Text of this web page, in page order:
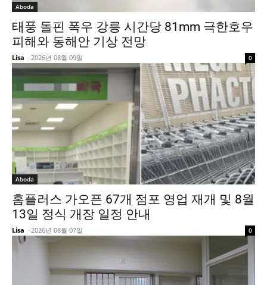
Aboda
태풍 돌핀 폭우 강릉 시간당 81mm 극한호우
피해와 동해안 기상 전망
Lisa - 2026년 08월 09일 0
Aboda
홈플러스 가오픈 67개 점포 영업 재개 및 8월
13일 정식 개장 일정 안내
Lisa - 2026년 08월 07일 0